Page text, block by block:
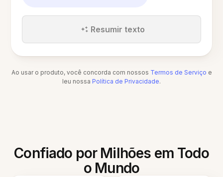
Resumir texto
Ao usar o produto, você concorda com nossos Termos de Serviço e
leu nossa Política de Privacidade.
Confiado por Milhões em Todo
o Mundo